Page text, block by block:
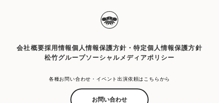
会社概要採用情報個人情報保護方針・特定個人情報保護方針
松竹グループソーシャルメディアポリシー
各種お問い合わせ・イベント出演依頼はこちらから
お問い合わせ